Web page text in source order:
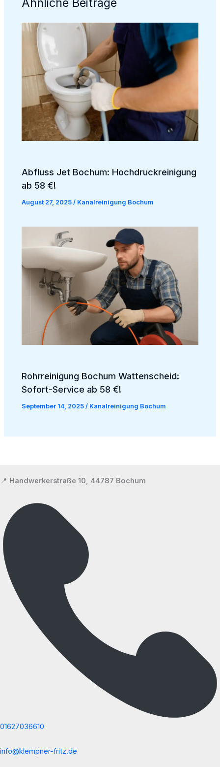
Abfluss Jet Bochum: Hochdruckreinigung
ab 58 €!
August 27, 2025/ Kanalreinigung Bochum
Rohrreinigung Bochum Wattenscheid:
Sofort-Service ab 58 €!
September 14, 2025/ Kanalreinigung Bochum
📍 Handwerkerstraße 10, 44787 Bochum
01627036610
info@klempner-fritz.de